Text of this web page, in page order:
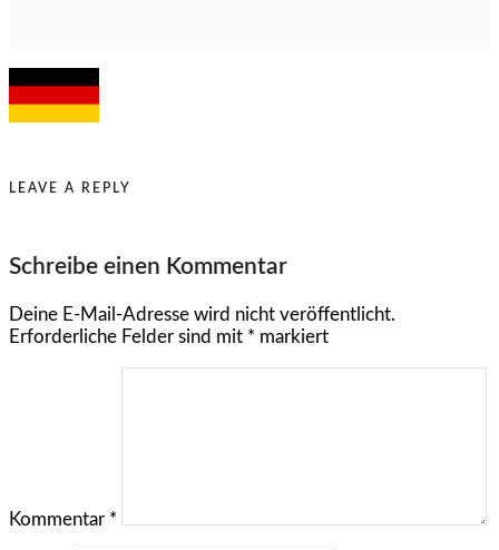
LEAVE A REPLY
Schreibe einen Kommentar
Deine E-Mail-Adresse wird nicht veröffentlicht.
Erforderliche Felder sind mit * markiert
Kommentar *